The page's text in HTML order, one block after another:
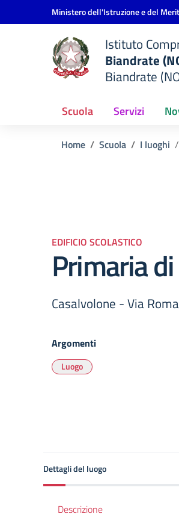
Vai ai contenuti
Vai al menu di navigazioneMinistero dell'Istruzione e del
Istituto
Biandrate
Biandrate
Scuola Servizi
Home Scuola I luoghi
EDIFICIO SCOLASTICO
Primaria
Casalvolone - Via
Argomenti
Luogo
Dettagli del luogo
Descrizione